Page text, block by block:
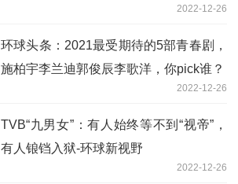
2022-12-26
环球头条：2021最受期待的5部青春剧，
施柏宇李兰迪郭俊辰李歌洋，你pick谁？
2022-12-26
TVB“九男女”：有人始终等不到“视帝”，
有人锒铛入狱-环球新视野
2022-12-26